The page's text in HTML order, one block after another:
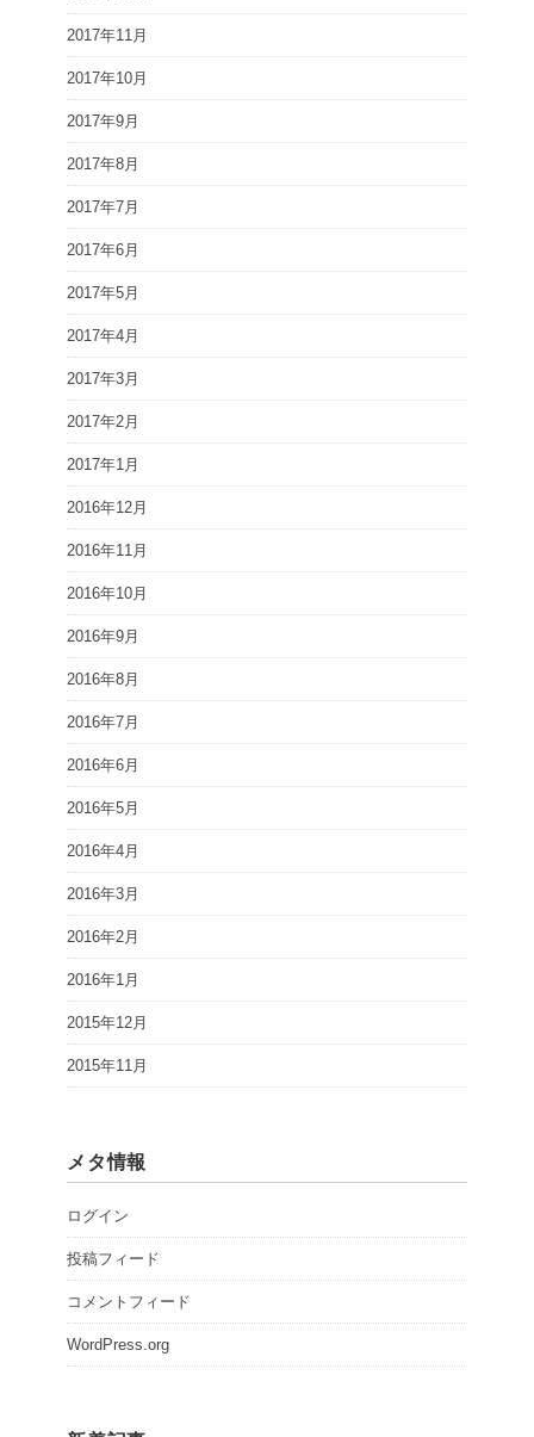
2017年11月
2017年10月
2017年9月
2017年8月
2017年7月
2017年6月
2017年5月
2017年4月
2017年3月
2017年2月
2017年1月
2016年12月
2016年11月
2016年10月
2016年9月
2016年8月
2016年7月
2016年6月
2016年5月
2016年4月
2016年3月
2016年2月
2016年1月
2015年12月
2015年11月
メタ情報
ログイン
投稿フィード
コメントフィード
WordPress.org